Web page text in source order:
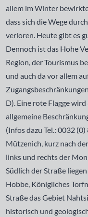
allem im Winter
dass sich die Wege
verloren. Heute gibt es
Dennoch ist das Hohe
Region, der Tourismus
und auch da vor allem
D). Eine rote Flagge
allgemeine
(Infos dazu Tel.: 0032
Mützenich, kurz nach
links und rechts der
Südlich der Straße
Hobbe, Königliches
Straße das Gebiet
historisch und